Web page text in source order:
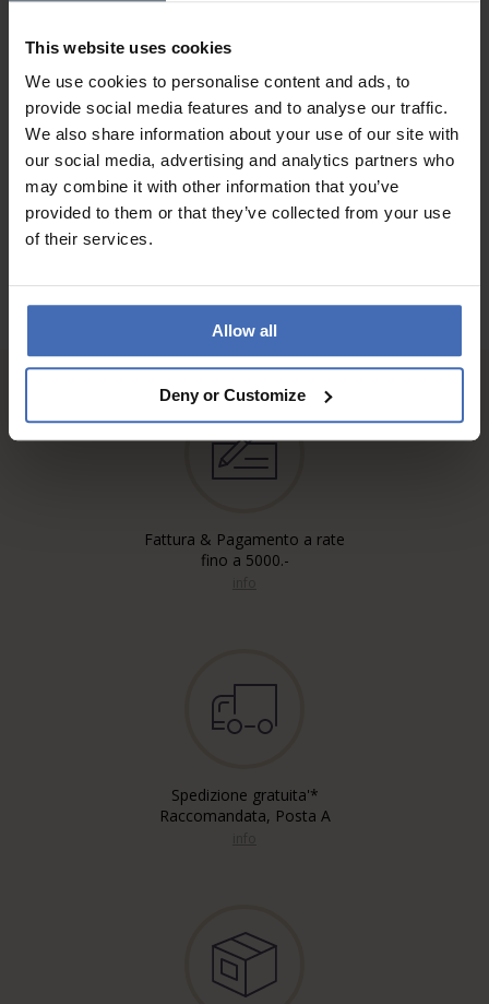
This website uses cookies
We use cookies to personalise content and ads, to
provide social media features and to analyse our traffic.
We also share information about your use of our site with
our social media, advertising and analytics partners who
may combine it with other information that you’ve
provided to them or that they’ve collected from your use
of their services.
Allow all
Deny or Customize
Es wurde sehr schön verarbeited, leicht zu tragen und sieht
super aus.
ALLE RECENSIONI
Fattura & Pagamento a rate
fino a 5000.-
Spedizione gratuita'*
Raccomandata, Posta A